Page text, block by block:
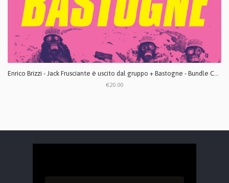
Enrico Brizzi - Jack Frusciante è uscito dal gruppo + Bastogne - Bundle CD digipack
€20.00